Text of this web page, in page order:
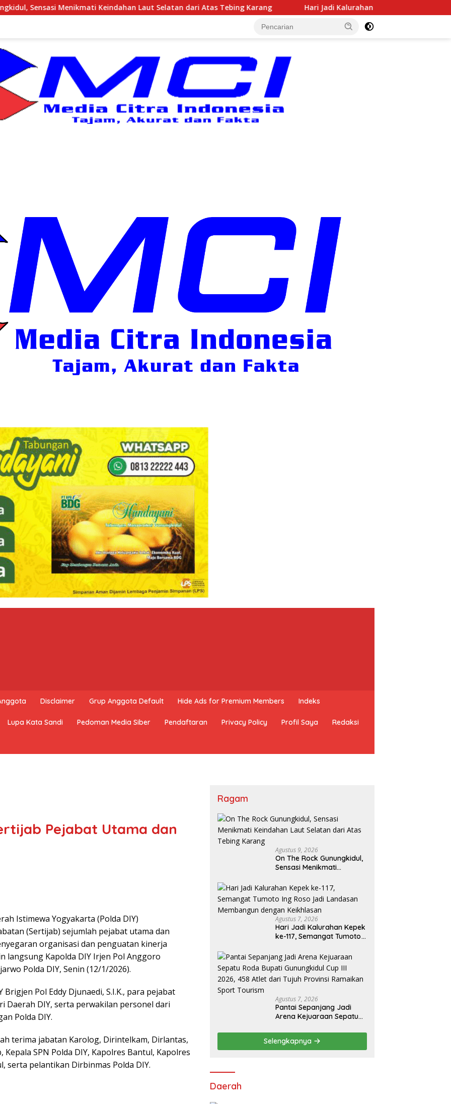
Keindahan Laut Selatan dari Atas Tebing Karang Hari Jadi Kalurahan Kepek ke-117, Semangat Tumoto Ing Roso
Disclaimer Grup Anggota Default Hide Ads for Premium Members Indeks
Lupa Kata Sandi Pedoman Media Siber Pendaftaran Privacy Policy Profil Saya Redaksi
Pejabat Utama dan
Istimewa Yogyakarta (Polda DIY)
(Sertijab) sejumlah pejabat utama dan
organisasi dan penguatan kinerja
langsung Kapolda DIY Irjen Pol Anggoro
Polda DIY, Senin (12/1/2026).
Pol Eddy Djunaedi, S.I.K., para pejabat
Daerah DIY, serta perwakilan personel dari
Polda DIY.
terima jabatan Karolog, Dirintelkam, Dirlantas,
SPN Polda DIY, Kapolres Bantul, Kapolres
serta pelantikan Dirbinmas Polda DIY.
Ragam
Agustus 9, 2026
On The Rock Gunungkidul,
Sensasi Menikmati
dari Atas Tebing Karang
Agustus 7, 2026
Hari Jadi Kalurahan Kepek
ke-117, Semangat Tumoto
Membangun dengan
Keikhlasan
Agustus 7, 2026
Pantai Sepanjang Jadi
Arena Kejuaraan Sepatu
Cup III 2026, 458 Atlet dari
Tujuh Provinsi Ramaikan
Sport Tourism
Selengkapnya
Daerah